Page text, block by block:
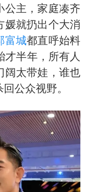
号召领导带头休假 是大家不想休吗
律师称“梅姨”若满75岁或不适用死刑
《歌手》歌王之战帮唱嘉宾官宣
年龄仍未知
中国经济展现强大韧性和活力
公主，家庭凑齐
媛就扔出个大消
富城都直呼始料
才半年，所有人
阔太带娃，谁也
公众视野。